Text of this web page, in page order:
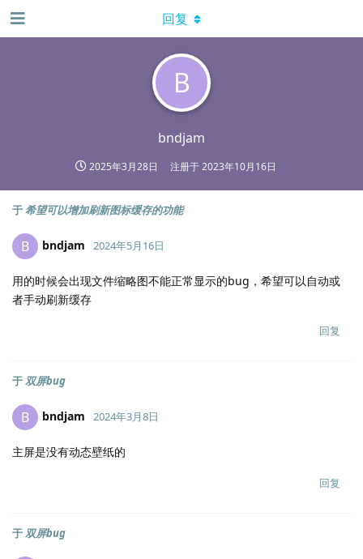
B
bndjam
2025年3月28日 注册于2023年10月16日
回复
于希望可以增加刷新图标缓存的功能
B bndjam 2024年5月16日
用的时候会出现文件缩略图不能正常显示的bug，希望可以自动或
者手动刷新缓存
回复
于双屏bug
B bndjam 2024年3月8日
主屏是没有动态壁纸的
回复
于双屏bug